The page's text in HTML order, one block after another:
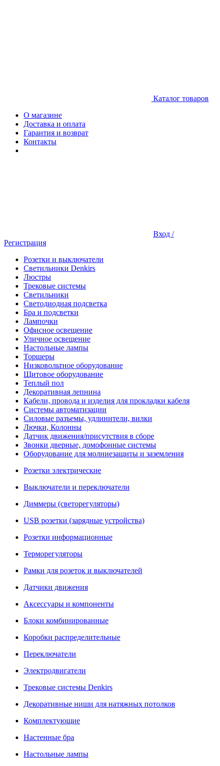
Каталог товаров
О магазине
Доставка и оплата
Гарантия и возврат
Контакты
Вход /
Регистрация
Розетки и выключатели
Светильники Denkirs
Люстры
Трековые системы
Светильники
Светодиодная подсветка
Бра и подсветки
Лампочки
Офисное освещение
Уличное освещение
Настольные лампы
Торшеры
Низковольтное оборудование
Щитовое оборудование
Теплый пол
Декоративная лепнина
Кабели, провода и изделия для прокладки кабеля
Системы автоматизации
Силовые разъемы, удлинители, вилки
Лючки, Колонны
Датчик движения/присутствия в сборе
Звонки дверные, домофонные системы
Оборудование для молниезащиты и заземления
Розетки электрические
Выключатели и переключатели
Диммеры (светорегуляторы)
USB розетки (зарядные устройства)
Розетки информационные
Терморегуляторы
Рамки для розеток и выключателей
Датчики движения
Аксессуары и компоненты
Блоки комбинированные
Коробки распределительные
Переключатели
Электродвигатели
Трековые системы Denkirs
Декоративные ниши для натяжных потолков
Комплектующие
Настенные бра
Настольные лампы